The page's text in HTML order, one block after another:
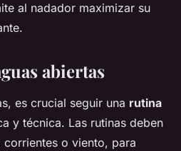
al nadador maximizar su
abiertas
es crucial seguir una rutina
y técnica. Las rutinas deben
o viento, para